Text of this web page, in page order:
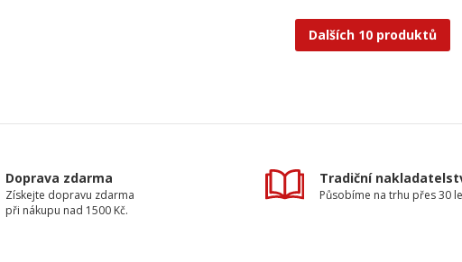
Dalších 10 produktů
Doprava zdarma
Získejte dopravu zdarma
při nákupu nad 1500 Kč.
Tradiční
Působíme na trhu přes 30